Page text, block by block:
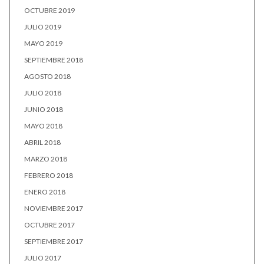
OCTUBRE 2019
JULIO 2019
MAYO 2019
SEPTIEMBRE 2018
AGOSTO 2018
JULIO 2018
JUNIO 2018
MAYO 2018
ABRIL 2018
MARZO 2018
FEBRERO 2018
ENERO 2018
NOVIEMBRE 2017
OCTUBRE 2017
SEPTIEMBRE 2017
JULIO 2017